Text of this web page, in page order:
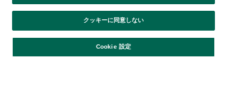
絞り込み 並び替え
Afternoon Tea(アフタヌーンティー)公式オンラインストアで
は、
キッチン・ダイニングなどの生活雑貨、紅茶・焼き菓子など、
毎日新商品をご用意しています。
Cookie 設定
クッキーに同意しない